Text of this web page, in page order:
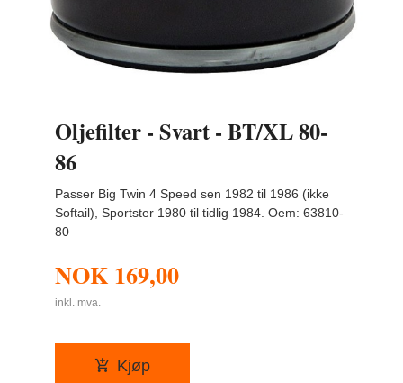
Oljefilter - Svart - BT/XL 80-
86
Passer Big Twin 4 Speed sen 1982 til 1986 (ikke
Softail), Sportster 1980 til tidlig 1984. Oem: 63810-
80
NOK 169,00
inkl. mva.
Kjøp